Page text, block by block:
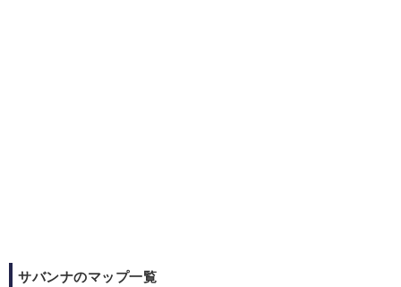
サバンナのマップ一覧